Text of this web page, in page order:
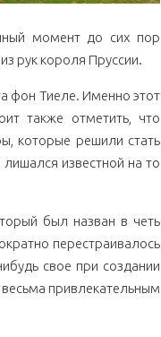
момент до сих пор
рук короля Пруссии.
фон Тиеле. Именно этот
также отметить, что
которые решили стать
известной на то
был назван в четь
перестраивалось
свое при создании
привлекательным